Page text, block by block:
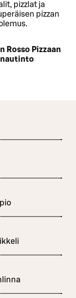
pizzlat ja
pizzan
Rosso Pizzaan